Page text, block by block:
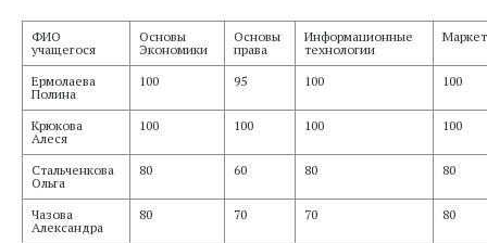
ФИО
учащегося
Основы
Экономики
Основы
права
Информационные
технологии
Ермолаева
Полина
100 95 100 100
Крюкова
Алеся
100 100 100 100
Стальченкова
Ольга
80 60 80 80
Чазова
Александра
80 70 70 80